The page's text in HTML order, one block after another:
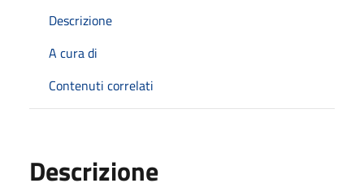
Descrizione
A cura di
Contenuti correlati
Descrizione